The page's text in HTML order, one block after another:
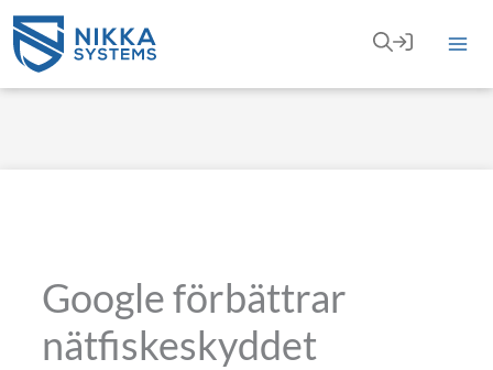
Hoppa
innehåll
Google förbättrar
nätfiskeskyddet